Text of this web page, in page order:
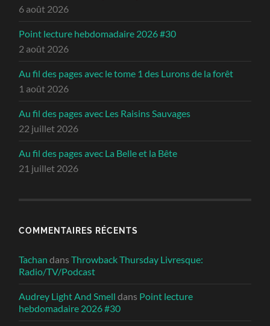
6 août 2026
Point lecture hebdomadaire 2026 #30
2 août 2026
Au fil des pages avec le tome 1 des Lurons de la forêt
1 août 2026
Au fil des pages avec Les Raisins Sauvages
22 juillet 2026
Au fil des pages avec La Belle et la Bête
21 juillet 2026
COMMENTAIRES RÉCENTS
Tachan dansThrowback Thursday Livresque:
Radio/TV/Podcast
Audrey Light And Smell dans Point lecture
hebdomadaire 2026 #30